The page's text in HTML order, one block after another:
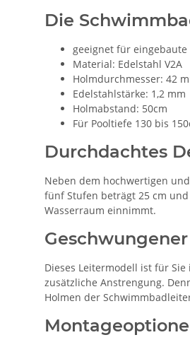
Die
geeignet für eingebaute
Material: Edelstahl V2A
Holmdurchmesser: 42
Edelstahlstärke: 1,2 mm
Holmabstand: 50cm
Für Pooltiefe 130 bis
Durchdachtes
Neben dem hochwertigen
fünf Stufen beträgt 25 cm
Wasserraum einnimmt.
Dieses Leitermodell ist für
zusätzliche Anstrengung.
Holmen der